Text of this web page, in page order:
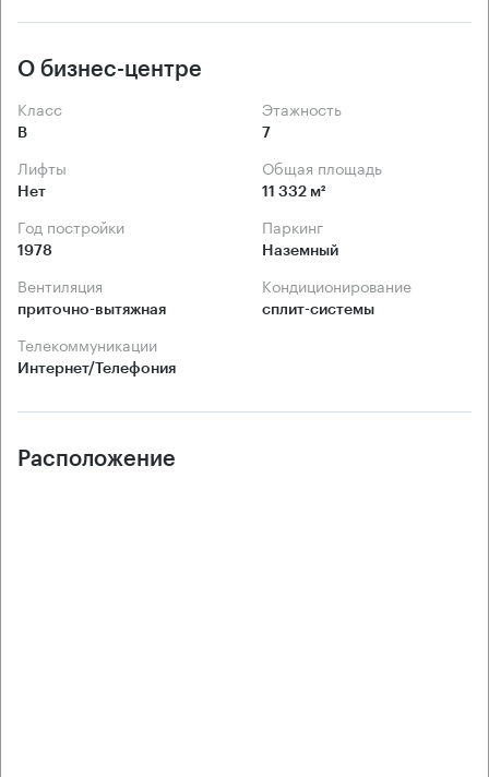
О бизнес-центре
Класс
B
Этажность
7
Лифты
Нет
Общая площадь
11 332 м²
Год постройки
1978
Паркинг
Наземный
Вентиляция
приточно-вытяжная
Кондиционирование
сплит-системы
Телекоммуникации
Интернет/Телефония
Расположение